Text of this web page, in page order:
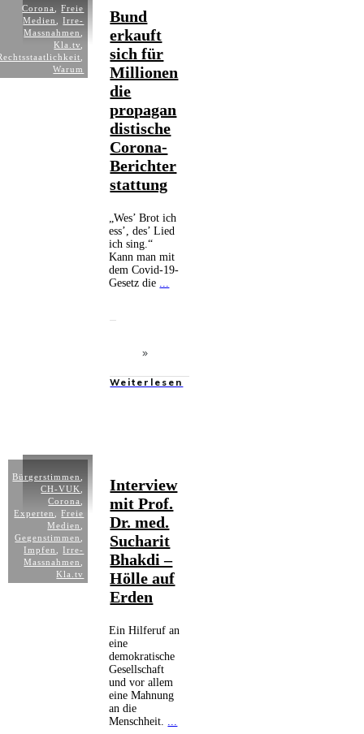
Corona ,Freie
Medien
,Irre-
Massnahmen
Kla.tv
Warum
Bund
erkauft
sich für
Millionen
die
propagan
distische
Corona-
Berichter
stattung
„Wes’ Brot ich
ess’, des’ Lied
ich sing.“
Kann man mit
dem Covid-19-
Gesetz die ...
Weiterlesen
Bürgerstimmen
CH-VUK
Corona
Experten
,Freie
Medien
Gegenstimmen
Impfen
,Irre-
Massnahmen
Kla.tv
Interview
mit Prof.
Dr. med.
Sucharit
Bhakdi –
Hölle auf
Erden
Ein Hilferuf an
eine
demokratische
Gesellschaft
und vor allem
eine Mahnung
an die
Menschheit. ...